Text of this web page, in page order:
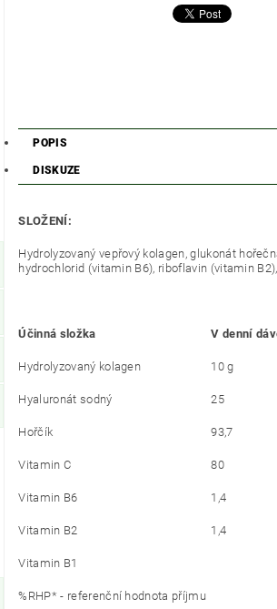
POPIS
DISKUZE
SLOŽENÍ:
Hydrolyzovaný vepřový kolagen, glukonát
hydrochlorid (vitamin B6), riboflavin (vitamin
Účinná složka V denní
Hydrolyzovaný kolagen 10 g
Hyaluronát sodný 25
Hořčík 93,7
Vitamin C 80
Vitamin B6 1,4
Vitamin B2 1,4
Vitamin B1
%RHP* - referenční hodnota příjmu